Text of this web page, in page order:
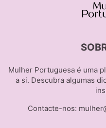
Mulher Portuguesa é uma
a si. Descubra algumas
Contacte-nos: